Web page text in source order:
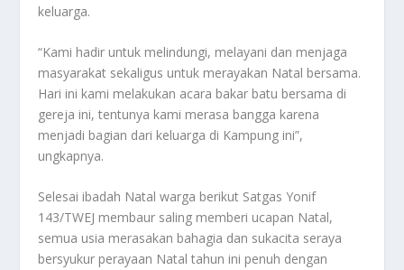
keluarga.
“Kami hadir untuk melindungi, melayani dan menjaga
masyarakat sekaligus untuk merayakan Natal bersama.
Hari ini kami melakukan acara bakar batu bersama di
gereja ini, tentunya kami merasa bangga karena
menjadi bagian dari keluarga di Kampung ini”,
ungkapnya.
Selesai ibadah Natal warga berikut Satgas Yonif
143/TWEJ membaur saling memberi ucapan Natal,
semua usia merasakan bahagia dan sukacita seraya
bersyukur perayaan Natal tahun ini penuh dengan